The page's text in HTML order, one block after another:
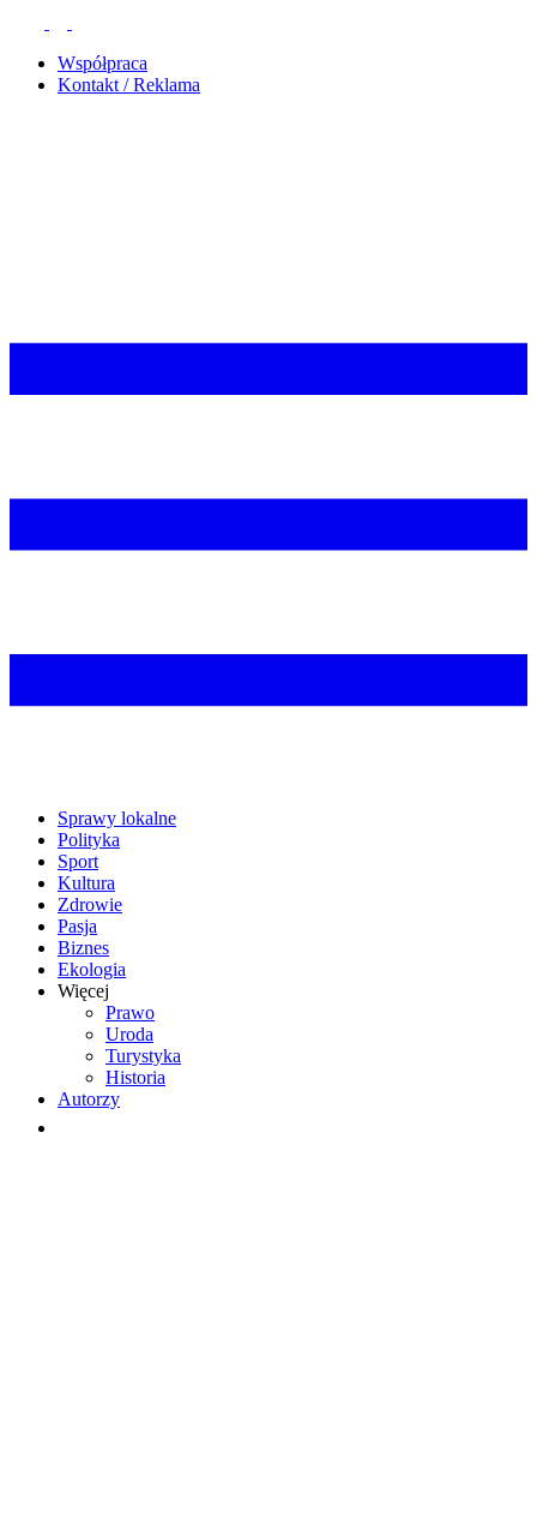
Współpraca
Kontakt / Reklama
Sprawy lokalne
Polityka
Sport
Kultura
Zdrowie
Pasja
Biznes
Ekologia
Więcej
Prawo
Uroda
Turystyka
Historia
Autorzy